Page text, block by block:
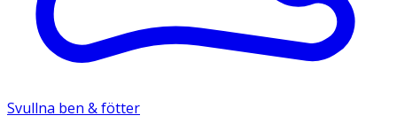
Svullna ben & fötter